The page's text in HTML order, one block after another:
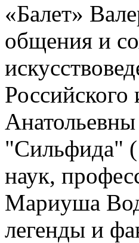
«Балет»
общения и
Российского
"Сильфида"
наук,
Мариуша
легенды и